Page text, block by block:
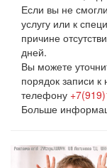
Если вы не
услугу или к
причине
дней.
Вы можете
порядок записи
телефону
Больше